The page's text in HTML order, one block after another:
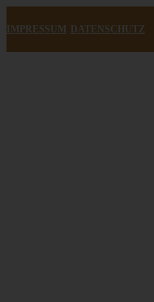
IMPRESSUM DATENSCHUTZ